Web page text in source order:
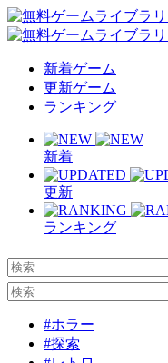
新着ゲーム
更新ゲーム
ランキング
新着
更新
ランキング
#ホラー
#探索